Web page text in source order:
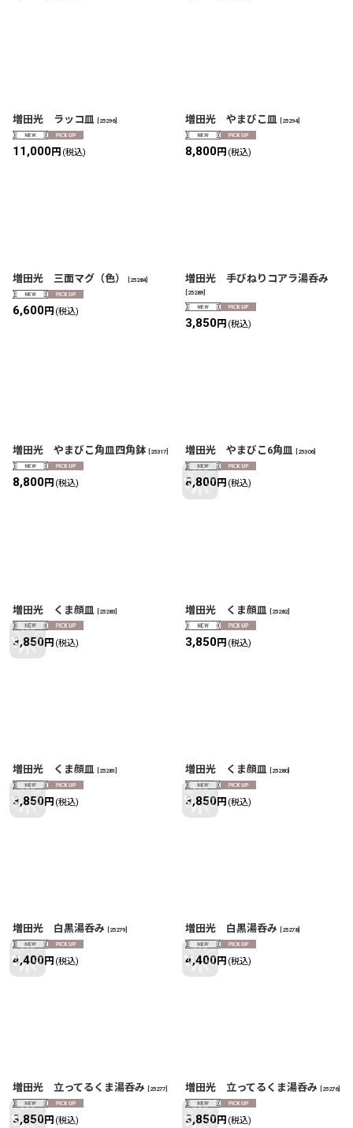
増田光 ラッコ皿 25296]
11,000円 (税込)
増田光 やまびこ皿 25294]
8,800円 (税込)
増田光 三面マグ（色） 25284]
6,600円 (税込)
増田光 手びねりコアラ湯呑み
25289
3,850円 (税込)
増田光 やまびこ角皿四角鉢 25317
8,800円 (税込)
増田光 やまびこ6角皿 25306]
8,800円 (税込)
増田光 くま顔皿 [25283]
3,850円 (税込)
増田光 くま顔皿 [25282]
3,850円 (税込)
増田光 くま顔皿 25281
3,850円 (税込)
増田光 くま顔皿 25280]
3,850円 (税込)
増田光 白黒湯呑み 25279
4,400円 (税込)
増田光 白黒湯呑み 25278]
4,400円 (税込)
増田光 立ってるくま湯呑み 25277
3,850円 (税込)
増田光 立ってるくま湯呑み 25276]
3,850円 (税込)